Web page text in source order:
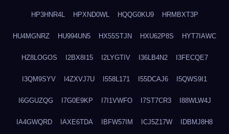
HP3HNR4L HPXND0WL HQQG0KU9 HRMBXT3P
HU4MGNRZ HU994UN5 HX55STJN HXU62P8S HYT7IAWC
HZ8LOGOS I2BX8I15 I2LYGTIV I36LB4N2 I3FECQE7
I3QM9SYV I4ZXVJ7U I558L171 I55DCAJ6 I5QWS9I1
I6GGUZQG I7G0E9KP I7I1VWFO I7ST7CR3 I88WLW4J
IA4GWQRD IAXE6TDA IBFW57IM ICJ5Z17W IDBMJ8H8